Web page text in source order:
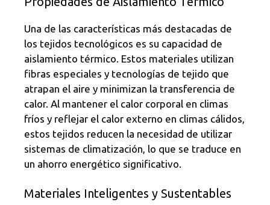
Una de las características más destacadas de
los tejidos tecnológicos es su capacidad de
aislamiento térmico. Estos materiales utilizan
fibras especiales y tecnologías de tejido que
atrapan el aire y minimizan la transferencia de
calor. Al mantener el calor corporal en climas
fríos y reflejar el calor externo en climas cálidos,
estos tejidos reducen la necesidad de utilizar
sistemas de climatización, lo que se traduce en
un ahorro energético significativo.
Materiales Inteligentes y Sustentables